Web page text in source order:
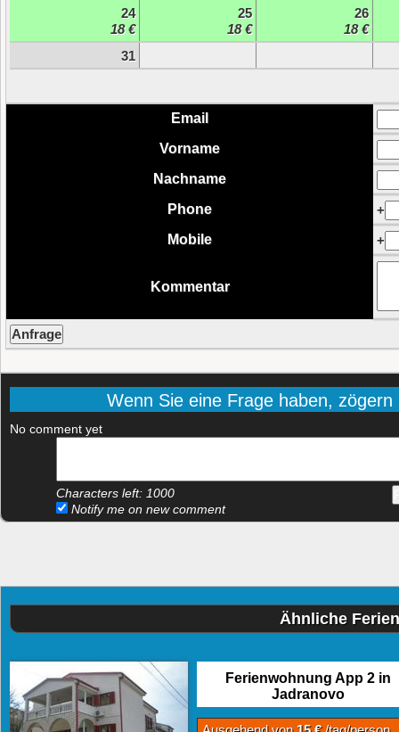
24
18 €
25
18 €
26
18 €
31
Email
Vorname
Nachname
Phone
+
Mobile
+
Kommentar
Wenn Sie eine Frage haben,
No comment yet
Characters left: 1000
Notify me on new comment
Ähnliche
Ferienwohnung App 2 in
Jadranovo